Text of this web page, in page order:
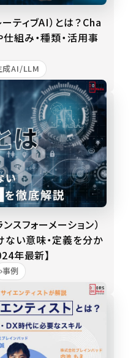
ティブAI）とは？Cha
組み・種類・活用事
成AI/LLM
スフォーメーション）
ない意味・定義を分か
年最新】
事例